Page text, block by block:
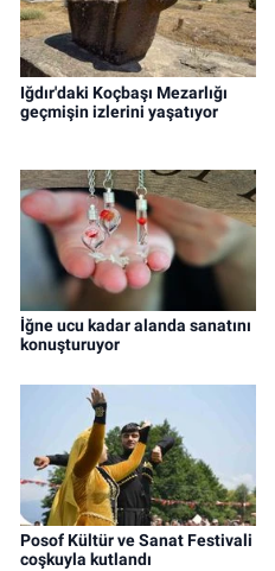
Iğdır'daki Koçbaşı Mezarlığı
geçmişin izlerini yaşatıyor
İğne ucu kadar alanda sanatını
konuşturuyor
Posof Kültür ve Sanat Festivali
coşkuyla kutlandı